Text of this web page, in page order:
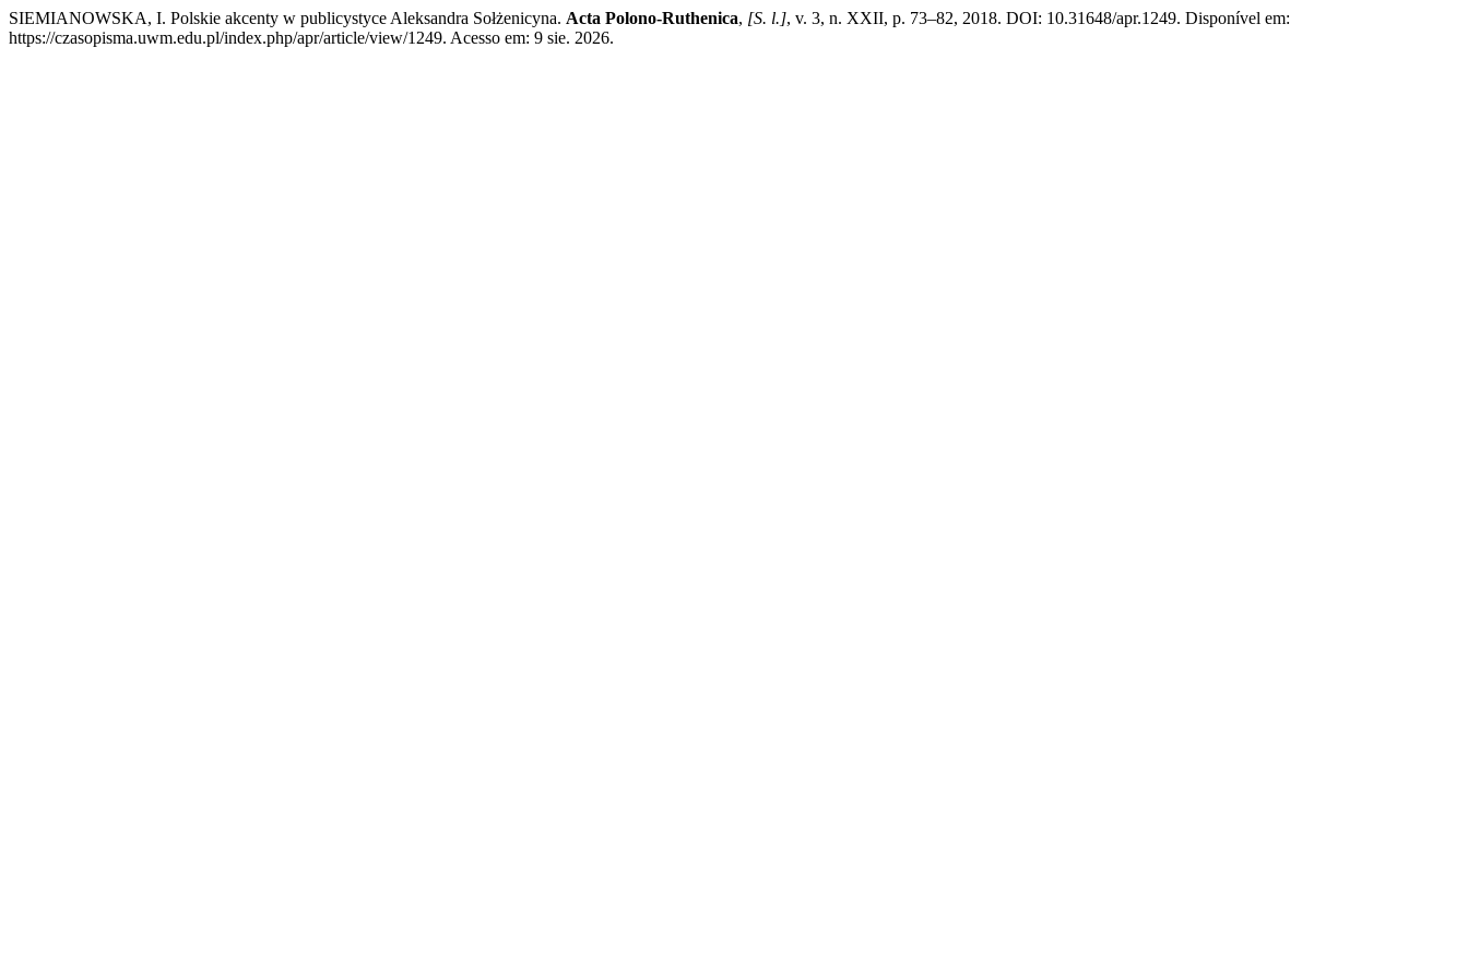
SIEMIANOWSKA, I. Polskie akcenty w publicystyce Aleksandra Sołżenicyna. Acta Polono-Ruthenica, [S. l.], v. 3, n. XXII, p. 73–82, 2018. DOI: 10.31648/apr.1249. Disponível em:
https://czasopisma.uwm.edu.pl/index.php/apr/article/view/1249. Acesso em: 9 sie. 2026.